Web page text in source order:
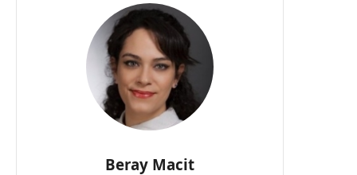
Beray Macit